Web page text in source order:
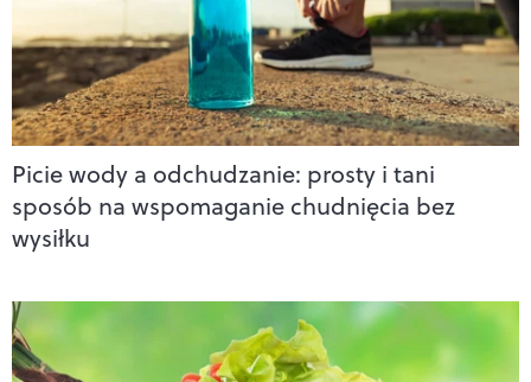
Picie wody a odchudzanie: prosty i tani
sposób na wspomaganie chudnięcia bez
wysiłku